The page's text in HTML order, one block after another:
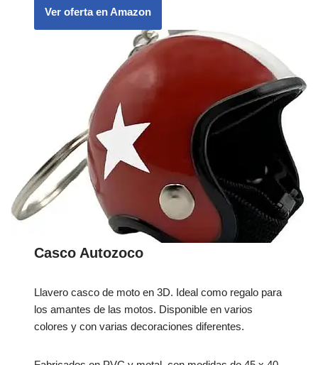
Ver oferta en Amazon
Casco Autozoco
Llavero casco de moto en 3D. Ideal como regalo para
los amantes de las motos. Disponible en varios
colores y con varias decoraciones diferentes.